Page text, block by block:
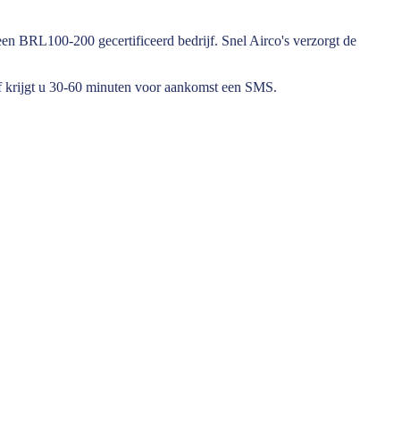
BRL100-200 gecertificeerd bedrijf. Snel Airco's verzorgt de
u 30-60 minuten voor aankomst een SMS.